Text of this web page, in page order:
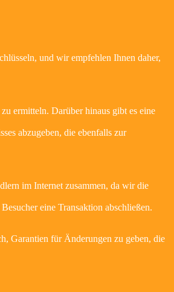
und wir empfehlen Ihnen daher,
ermitteln. Darüber hinaus gibt es eine
abzugeben, die ebenfalls zur
im Internet zusammen, da wir die
eine Transaktion abschließen.
Garantien für Änderungen zu geben, die